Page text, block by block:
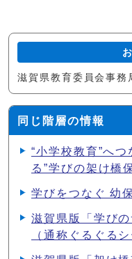
滋賀県教育委員会事務
同じ階層の情報
“小学校教育”へ
る”学びの架け橋
学びをつなぐ 幼
滋賀県版「学び
（通称ぐるぐるシ